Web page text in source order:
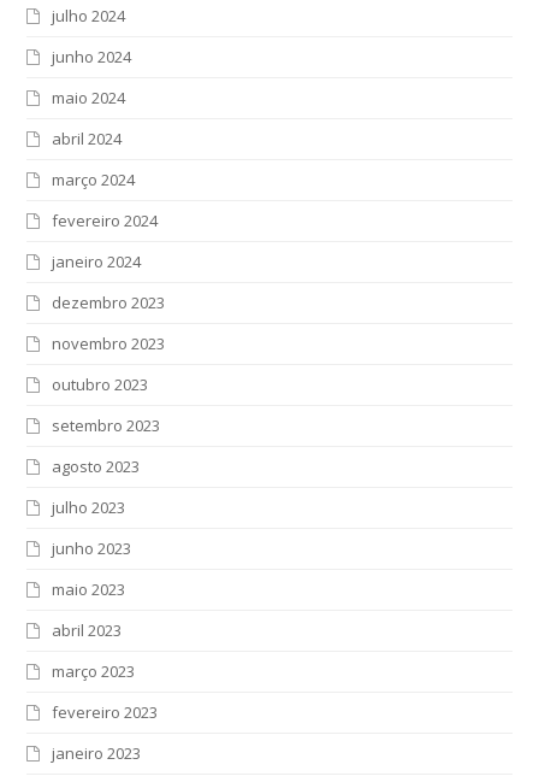
julho 2024
junho 2024
maio 2024
abril 2024
março 2024
fevereiro 2024
janeiro 2024
dezembro 2023
novembro 2023
outubro 2023
setembro 2023
agosto 2023
julho 2023
junho 2023
maio 2023
abril 2023
março 2023
fevereiro 2023
janeiro 2023